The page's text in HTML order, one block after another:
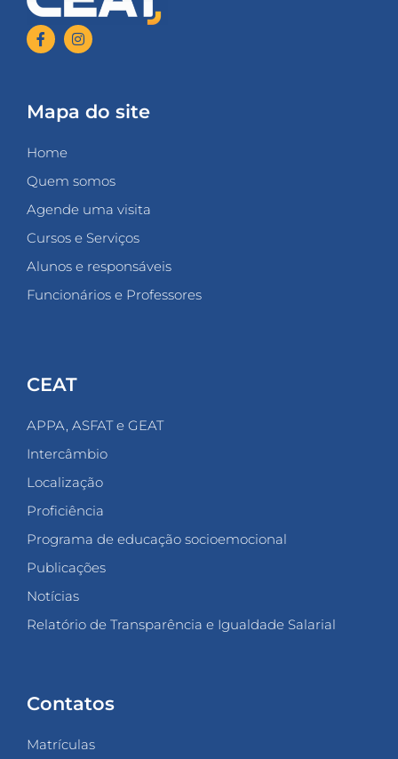
Mapa do site
Home
Quem somos
Agende uma visita
Cursos e Serviços
Alunos e responsáveis
Funcionários e Professores
CEAT
APPA, ASFAT e GEAT
Intercâmbio
Localização
Proficiência
Programa de educação socioemocional
Publicações
Notícias
Relatório de Transparência e Igualdade Salarial
Contatos
Matrículas